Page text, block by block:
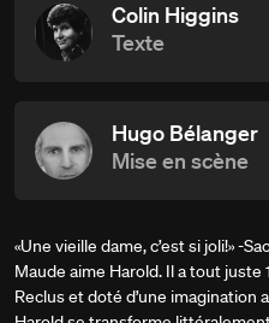
Colin Higgins
Texte
Hugo Bélanger
Mise en scène
«Une vieille dame, c’est si joli!» -
Maude aime Harold. Il a tout juste
Reclus et doté d’une